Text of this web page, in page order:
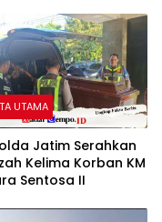
UTAMA
Jatim Serahkan
Kelima Korban KM
Sentosa II